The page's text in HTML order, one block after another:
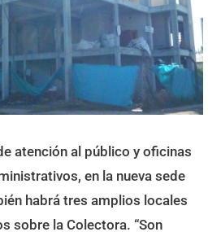
atención al público y oficinas
en la nueva sede
habrá tres amplios locales
sobre la Colectora. “Son